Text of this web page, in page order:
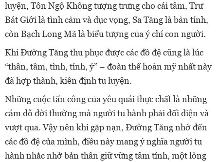
luyện, Tôn Ngộ Không tượng trưng cho cái tâm, Trư
Bát Giới là tình cảm và dục vọng, Sa Tăng là bản tính,
còn Bạch Long Mã là biểu tượng của ý chí con người.
Khi Đường Tăng thu phục được các đồ đệ cũng là lúc
“thân, tâm, tình, tính, ý” – đoàn thể hoàn mỹ nhất này
đã hợp thành, kiên định tu luyện.
Những cuộc tấn công của yêu quái thực chất là những
cám dỗ đời thường mà người tu hành phải đối diện và
vượt qua. Vậy nên khi gặp nạn, Đường Tăng nhớ đến
các đồ đệ của mình, điều này mang ý nghĩa người tu
hành nhắc nhở bản thân giữ vững tâm tính, một lòng